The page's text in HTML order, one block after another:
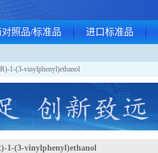
对照品/标准品 进口标准品
1-(3-vinylphenyl)ethanol
1-(3-vinylphenyl)ethanol